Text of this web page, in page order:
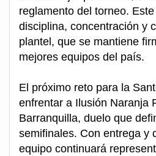
reglamento del torneo.
disciplina, concentración y
plantel, que se mantiene
mejores equipos del país.
El próximo reto para la
enfrentar a Ilusión Naranja
Barranquilla, duelo que
semifinales. Con entrega y
equipo continuará